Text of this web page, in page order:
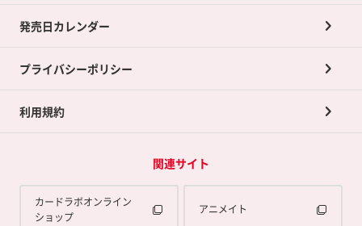
買取承諾書について
ポイント交換景品
発売日カレンダー
プライバシーポリシー
利用規約
関連サイト
カードラボオンライン
ショップ
アニメイト